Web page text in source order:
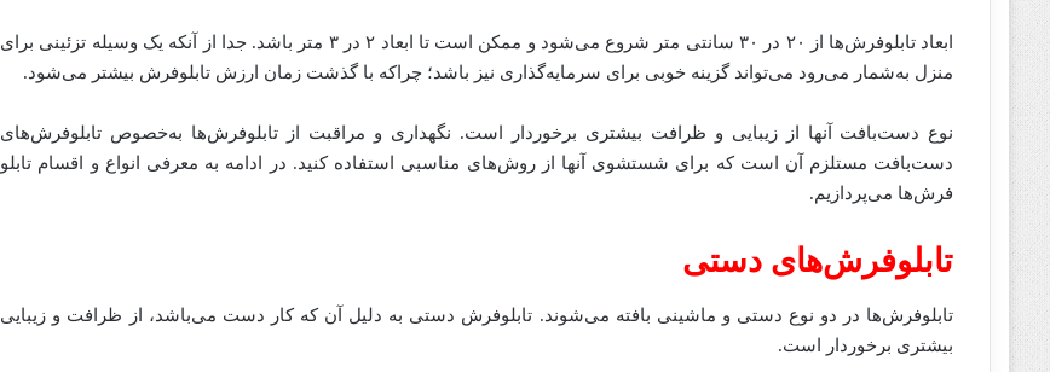
ابعاد تابلوفرش‌ها از ۲۰ در ۳۰ سانتی متر شروع می‌شود و ممکن است تا ابعاد ۲ در ۳ متر باشد. جدا از آنکه یک وسیله تزئینی برای
منزل به‌شمار می‌رود می‌تواند گزینه خوبی برای سرمایه‌گذاری نیز باشد؛ چراکه با گذشت زمان ارزش تابلوفرش بیشتر ‌می‌شود.
نوع دست‌بافت آنها از زیبایی و ظرافت بیشتری برخوردار است. نگهداری و مراقبت از تابلو‌فرش‌ها به‌خصوص تابلوفرش‌های
دست‌بافت مستلزم آن است که برای شستشوی آنها از روش‌های مناسبی استفاده کنید. در ادامه به معرفی انواع و اقسام تابلو
فرش‌ها می‌پردازیم.
تابلوفرش‌های دستی
تابلو‌فرش‌ها در دو نوع دستی و ماشینی بافته می‌شوند. تابلوفرش دستی به دلیل آن که کار دست می‌باشد، از ظرافت و زیبایی
بیشتری برخوردار است.